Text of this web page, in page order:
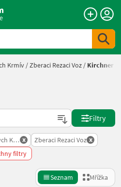
Krmív /Zberaci Rezaci Voz / Kirchner
Filtry
Krmiv
x Zberaci Rezaci Voz x
filtry
Seznam Mřížka